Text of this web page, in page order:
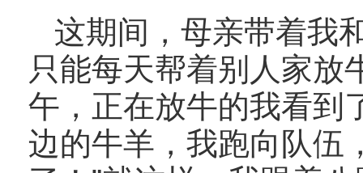
这期间，母亲带着我
只能每天帮着别人家放
午，正在放牛的我看到
边的牛羊，我跑向队伍